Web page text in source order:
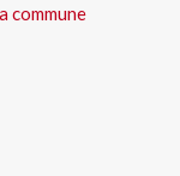
commune